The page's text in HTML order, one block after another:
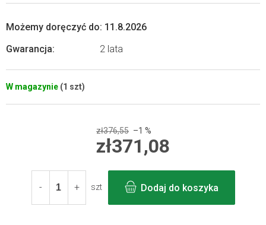
W magazynie (1 szt)
Możemy doręczyć do: 11.8.2026
Gwarancja: 2 lata
zł376,55 –1 %
zł371,08
jednostkowa:
szt
Dodaj do koszyka